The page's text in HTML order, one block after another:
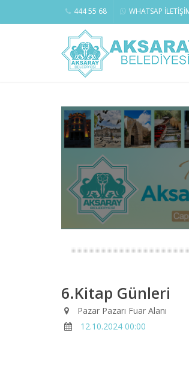
444 55 68 WHATSAP
6.Kitap Günleri
Pazar Pazarı Fuar Alanı
12.10.2024 00:00